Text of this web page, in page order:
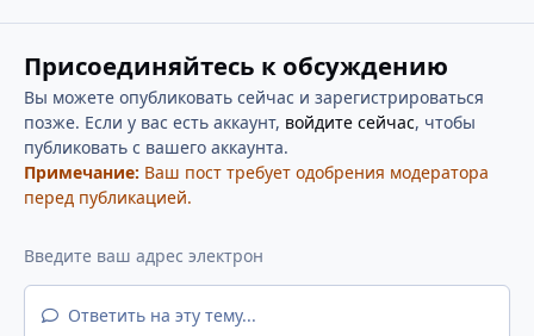
Присоединяйтесь к обсуждению
Вы можете опубликовать сейчас и зарегистрироваться
позже. Если у вас есть аккаунт, войдите сейчас, чтобы
публиковать с вашего аккаунта.
Примечание: Ваш пост требует одобрения модератора
перед публикацией.
Ответить на эту тему...